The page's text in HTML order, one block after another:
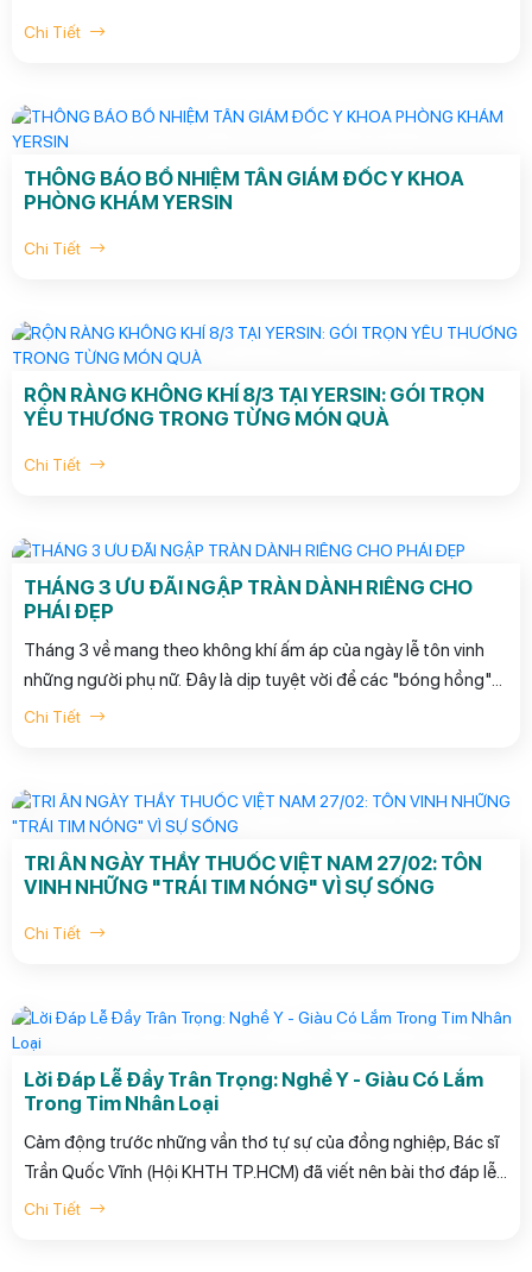
Chi Tiết
THÔNG BÁO BỔ NHIỆM TÂN GIÁM ĐỐC Y KHOA
PHÒNG KHÁM YERSIN
Chi Tiết
RỘN RÀNG KHÔNG KHÍ 8/3 TẠI YERSIN: GÓI TRỌN
YÊU THƯƠNG TRONG TỪNG MÓN QUÀ
Chi Tiết
THÁNG 3 ƯU ĐÃI NGẬP TRÀN DÀNH RIÊNG CHO
PHÁI ĐẸP
Tháng 3 về mang theo không khí ấm áp của ngày lễ tôn vinh
những người phụ nữ. Đây là dịp tuyệt vời để các "bóng hồng"
dành thời gian chăm sóc bản thân hoặc để chúng ta gửi gắm
khoa Quốc tế Yersin tặng bạn chương trình khuyến mãi đặc
biệt với những ưu đãi hấp dẫn và quà tặng bất ngờ.
Chi Tiết
TRI ÂN NGÀY THẦY THUỐC VIỆT NAM 27/02: TÔN
VINH NHỮNG "TRÁI TIM NÓNG" VÌ SỰ SỐNG
Chi Tiết
Lời Đáp Lễ Đầy Trân Trọng: Nghề Y - Giàu Có Lắm
Trong Tim Nhân Loại
Cảm động trước những vần thơ tự sự của đồng nghiệp, Bác sĩ
Trần Quốc Vĩnh (Hội KHTH TP.HCM) đã viết nên bài thơ đáp lễ
đầy chân tình nhân dịp kỷ niệm ngày Thầy thuốc Việt Nam
Chi Tiết